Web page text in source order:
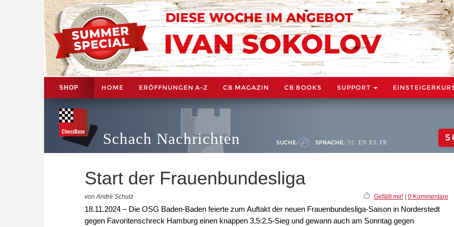
SHOP HOME ERÖFFNUNGEN A-Z CB MAGAZIN CB BOOKS SUPPORT
Schach Nachrichten SUCHE: SPRACHE: DE EN ES FR
Start der Frauenbundesliga
von André Schulz Gefällt mir!| 0 Kommentare
18.11.2024 – Die OSG Baden-Baden feierte zum Auftakt der neuen Frauenbundesliga-Saison in Norderstedt
gegen Favoritenschreck Hamburg einen knappen 3,5:2,5-Sieg und gewann auch am Sonntag gegen